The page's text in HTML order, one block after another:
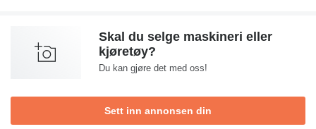
Skal du selge maskineri eller
kjøretøy?
Du kan gjøre det med oss!
Sett inn annonsen din